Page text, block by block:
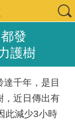
發
護樹
千年，是目
，近日傳出有
此減少3小時